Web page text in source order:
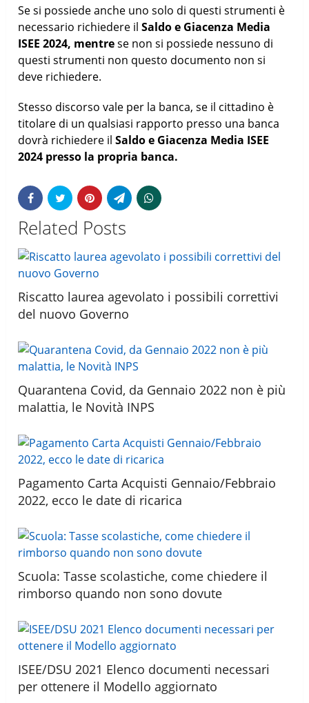
Se si possiede anche uno solo di questi strumenti è
necessario richiedere ilSaldo e Giacenza Media
ISEE 2024, mentrese non si possiede nessuno di
questi strumenti non questo documento non si
deve richiedere.
Stesso discorso vale per la banca, se il cittadino è
titolare di un qualsiasi rapporto presso una banca
dovrà richiedere ilSaldo e Giacenza Media ISEE
2024 presso la propria banca.
Related Posts
Riscatto laurea agevolato i possibili correttivi
del nuovo Governo
Quarantena Covid, da Gennaio 2022 non è più
malattia, le Novità INPS
Pagamento Carta Acquisti Gennaio/Febbraio
2022, ecco le date di ricarica
Scuola: Tasse scolastiche, come chiedere il
rimborso quando non sono dovute
ISEE/DSU 2021 Elenco documenti necessari
per ottenere il Modello aggiornato